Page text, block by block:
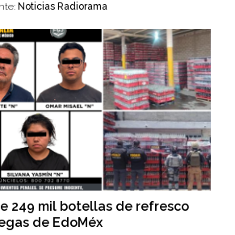
Noticias Radiorama
249 mil botellas de refresco
de EdoMéx